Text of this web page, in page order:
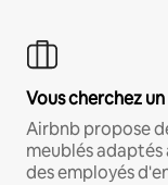
Vous cherchez
Airbnb propose
meublés
des employés